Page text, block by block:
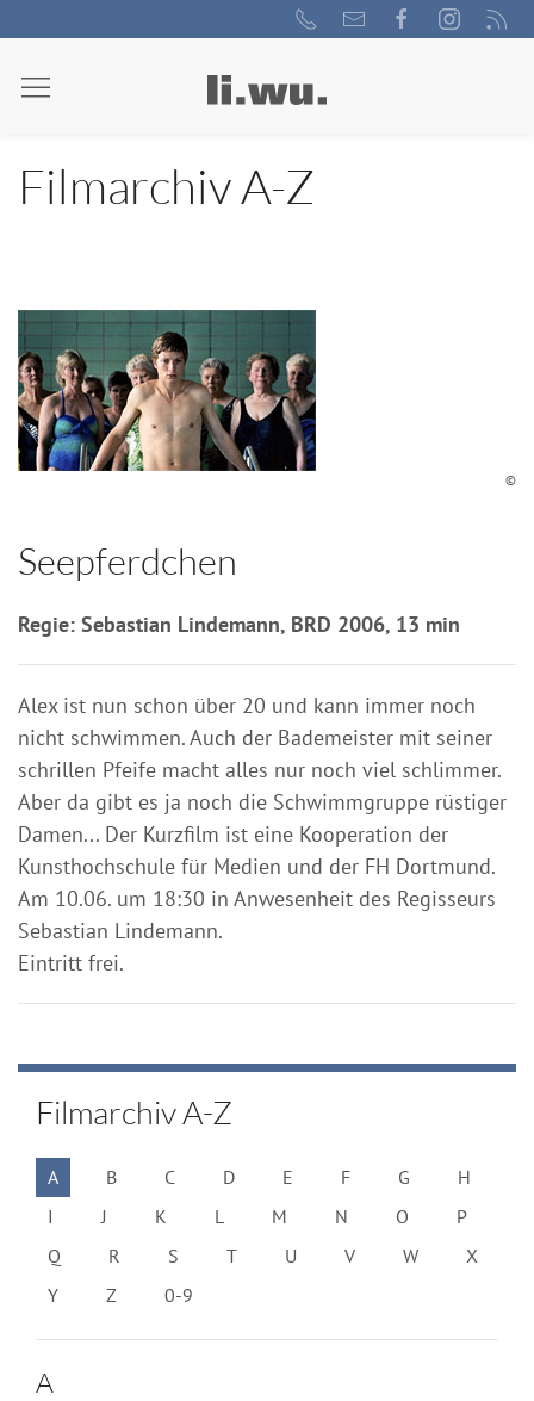
Filmarchiv A-Z
©
Seepferdchen
Regie: Sebastian Lindemann, BRD 2006, 13 min
Alex ist nun schon über 20 und kann immer noch
nicht schwimmen. Auch der Bademeister mit seiner
schrillen Pfeife macht alles nur noch viel schlimmer.
Aber da gibt es ja noch die Schwimmgruppe rüstiger
Damen... Der Kurzfilm ist eine Kooperation der
Kunsthochschule für Medien und der FH Dortmund.
Am 10.06. um 18:30 in Anwesenheit des Regisseurs
Sebastian Lindemann.
Eintritt frei.
Filmarchiv A-Z
A B C D E F G
H
I
J K L M N O
P
Q
R S T U V W
X
Y
Z 0-9
A